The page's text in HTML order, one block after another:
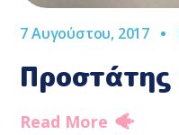
7 Αυγούστου, 2017
Προστάτης
Read More